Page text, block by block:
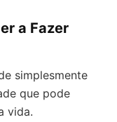
a Fazer
simplesmente
que pode
vida.